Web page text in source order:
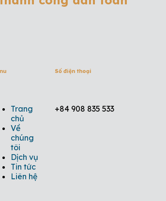
Trang
chủ
Về
chúng
tôi
Dịch vụ
Tin tức
Liên hệ
Số điện thoại
+84 908 835 533